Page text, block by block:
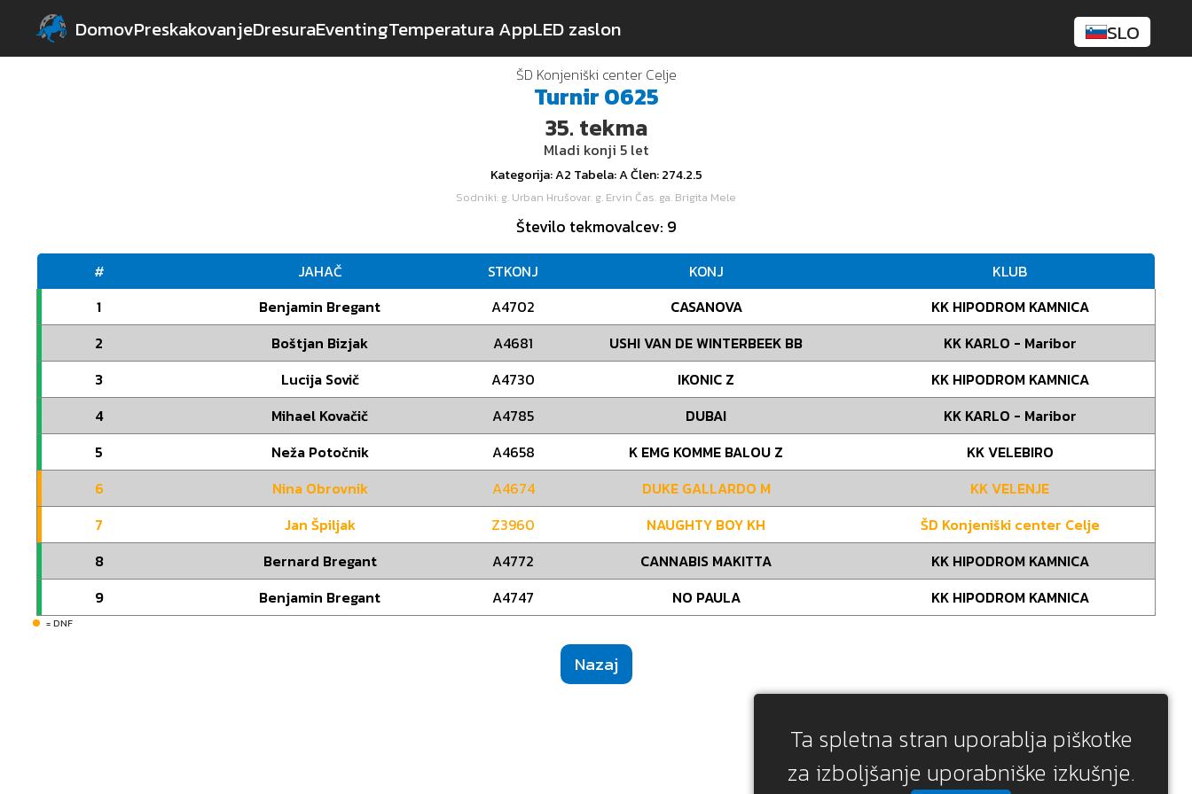
Ta spletna stran uporablja piškotke
za izboljšanje uporabniške izkušnje.
DomovPreskakovanjeDresuraEventingTemperatura AppLED zaslon SLO
ŠD Konjeniški center Celje
Turnir0625
35. tekma
Mladi konji 5 let
Kategorija: A2 Tabela: AČlen: 274.2.5
Sodniki: g. Urban Hrušovar. g. Ervin Čas. ga. Brigita Mele
Število tekmovalcev: 9
# JAHAČ STKONJ KONJ
KLUB
1
Benjamin Bregant A4702 CASANOVA
KK HIPODROM KAMNICA
2
Boštjan Bizjak A4681 USHI VAN DE WINTERBEEK BB
KK KARLO - Maribor
3
Lucija Sovič A4730 IKONIC Z
KK HIPODROM KAMNICA
4
Mihael Kovačič A4785 DUBAI
KK KARLO - Maribor
5
Neža Potočnik A4658 K EMG KOMME BALOU Z
KK VELEBIRO
6
Nina Obrovnik A4674 DUKE GALLARDO M
KK VELENJE
7
Jan Špiljak Z3960 NAUGHTY BOY KH
ŠD Konjeniški center Celje
8
Bernard Bregant A4772 CANNABIS MAKITTA
KK HIPODROM KAMNICA
9
Benjamin Bregant A4747 NO PAULA KK HIPODROM KAMNICA
= DNF
Nazaj